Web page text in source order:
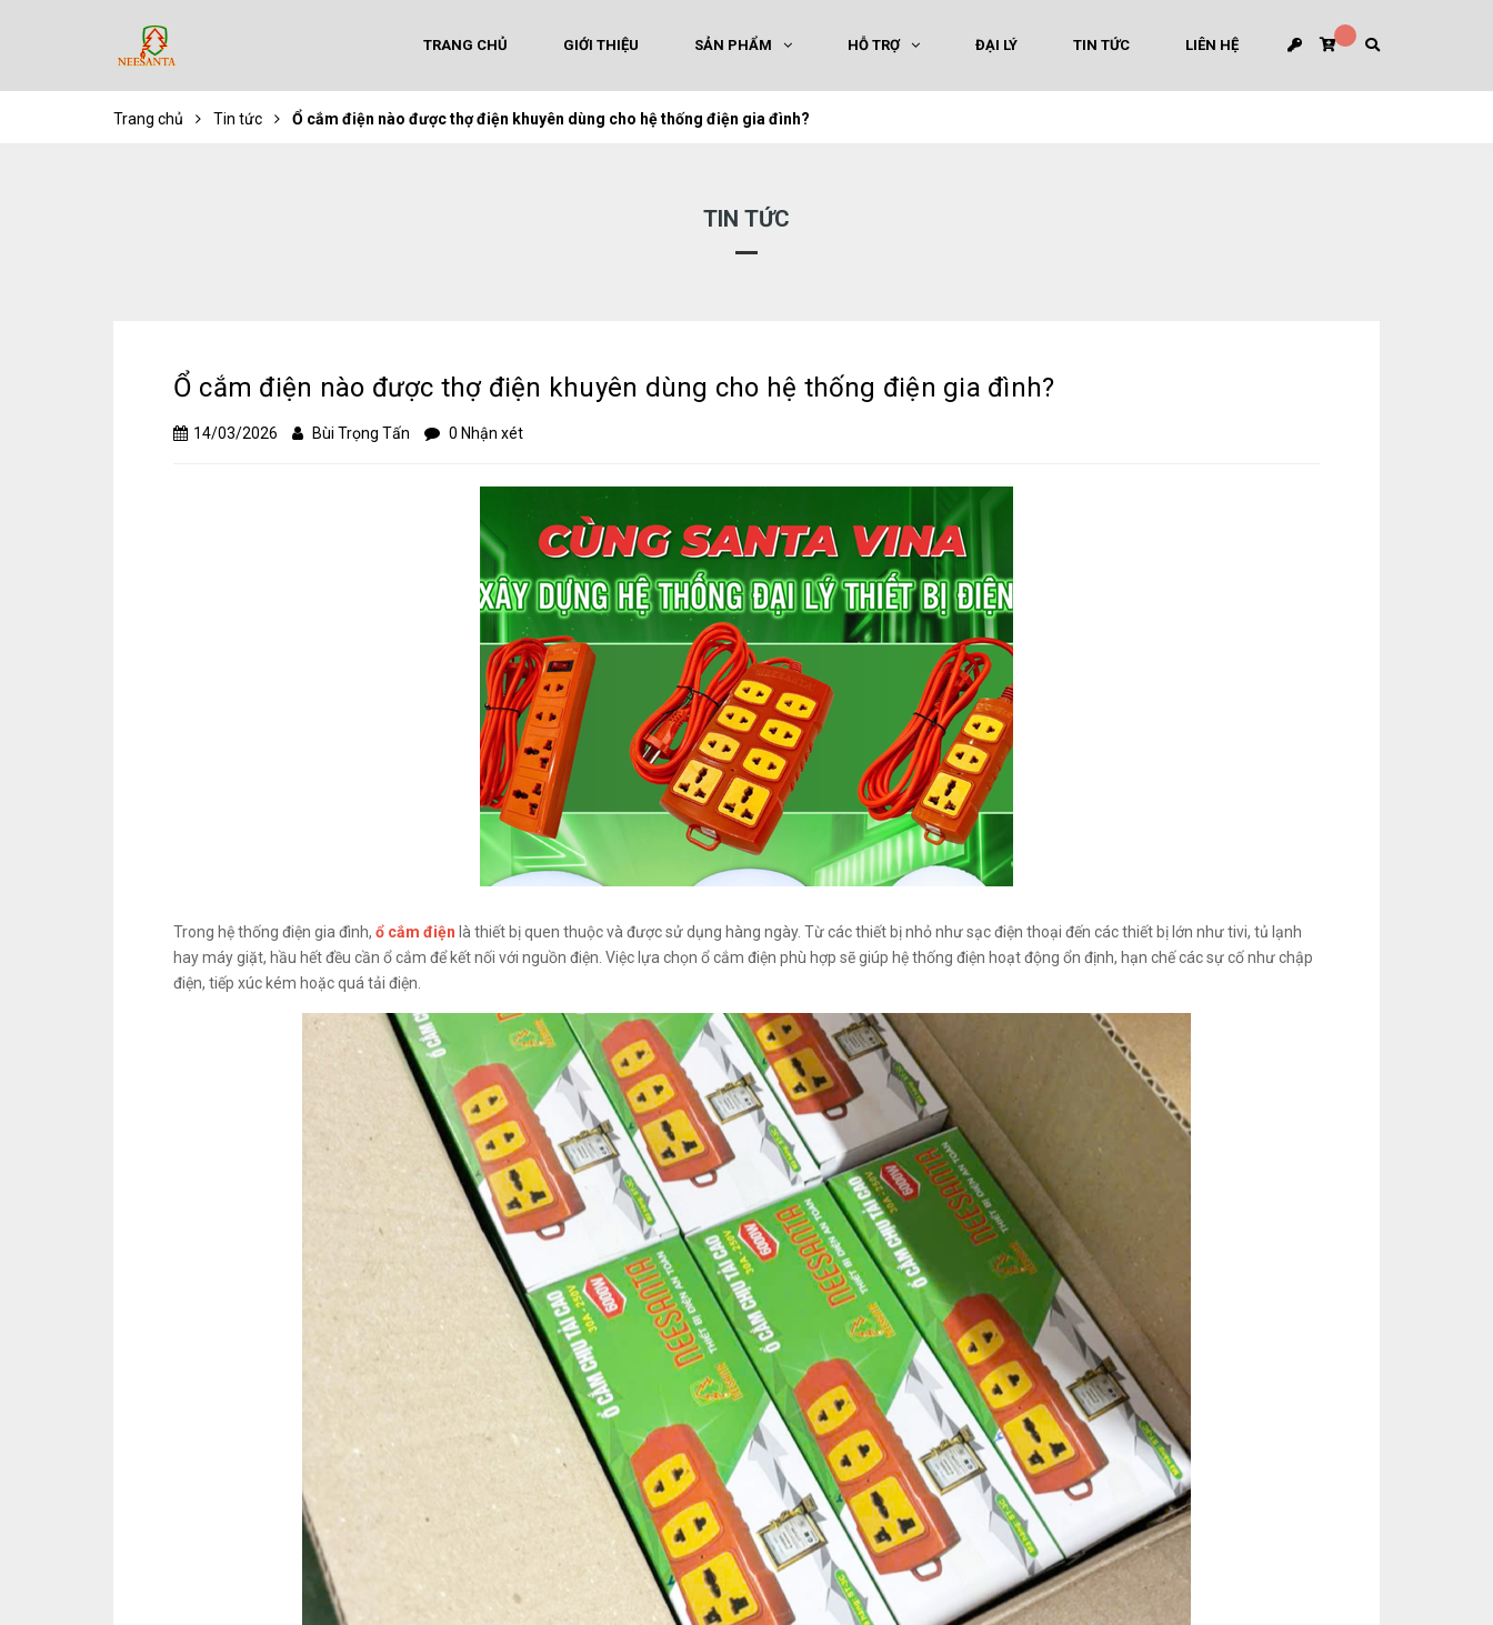
TRANG CHỦ GIỚI THIỆU SẢN PHẨM HỖ TRỢ ĐẠI LÝ TIN TỨC LIÊN HỆ
Trang chủ Tin tức Ổ cắm điện nào được thợ điện khuyên dùng cho hệ thống điện gia đình?
TIN TỨC
Ổ cắm điện nào được thợ điện khuyên dùng cho hệ thống điện gia đình?
14/03/2026 Bùi Trọng Tấn 0 Nhận xét
Trong hệ thống điện gia đình, ổ cắm điện là thiết bị quen thuộc và được sử dụng hàng ngày. Từ các thiết bị nhỏ như sạc điện thoại đến các thiết bị lớn như tivi, tủ lạnh
hay máy giặt, hầu hết đều cần ổ cắm để kết nối với nguồn điện. Việc lựa chọn ổ cắm điện phù hợp sẽ giúp hệ thống điện hoạt động ổn định, hạn chế các sự cố như chập
điện, tiếp xúc kém hoặc quá tải điện.